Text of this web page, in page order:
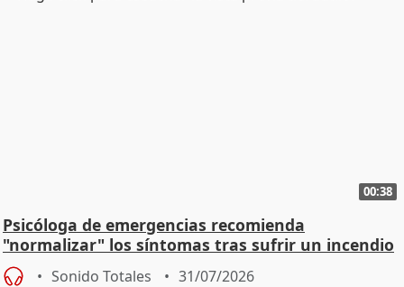
00:38
Psicóloga de emergencias recomienda
"normalizar" los síntomas tras sufrir un incendio
Sonido Totales 31/07/2026